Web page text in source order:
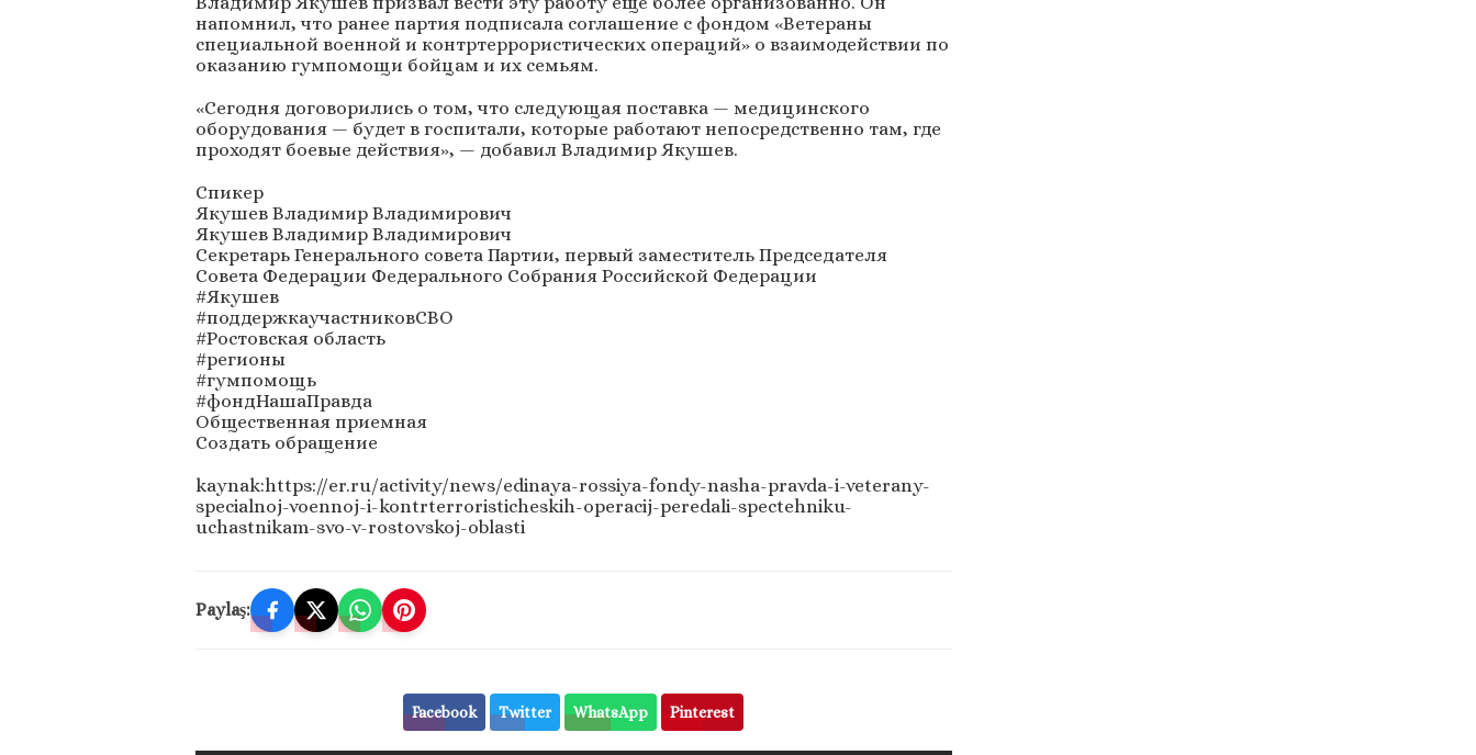
напомнил, что ранее партия подписала соглашение с фондом «Ветераны
специальной военной и контртеррористических операций» о взаимодействии по
оказанию гумпомощи бойцам и их семьям.
«Сегодня договорились о том, что следующая поставка — медицинского
оборудования — будет в госпитали, которые работают непосредственно там, где
проходят боевые действия», — добавил Владимир Якушев.
Спикер
Якушев Владимир Владимирович
Якушев Владимир Владимирович
Секретарь Генерального совета Партии, первый заместитель Председателя
Совета Федерации Федерального Собрания Российской Федерации
#Якушев
#поддержкаучастниковСВО
#Ростовская область
#регионы
#гумпомощь
#фондНашаПравда
Общественная приемная
Создать обращение
kaynak:https://er.ru/activity/news/edinaya-rossiya-fondy-nasha-pravda-i-veterany-
specialnoj-voennoj-i-kontrterroristicheskih-operacij-peredali-spectehniku-
uchastnikam-svo-v-rostovskoj-oblasti
Paylaş:
Facebook Twitter WhatsApp Pinterest